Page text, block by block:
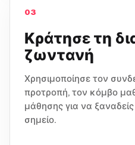
03
Κράτησε τη
ζωντανή
Χρησιμοποίησε τον
προτροπή, τον κόμβο
μάθησης για να
σημείο.